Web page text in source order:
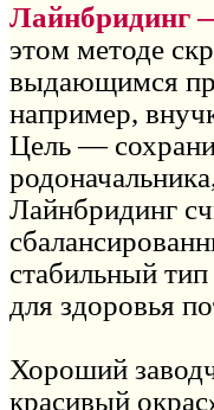
Лайнбридинг
этом методе
выдающимся
например,
Цель —
Лайнбридинг
стабильный
для здоровья
Хороший
красивый